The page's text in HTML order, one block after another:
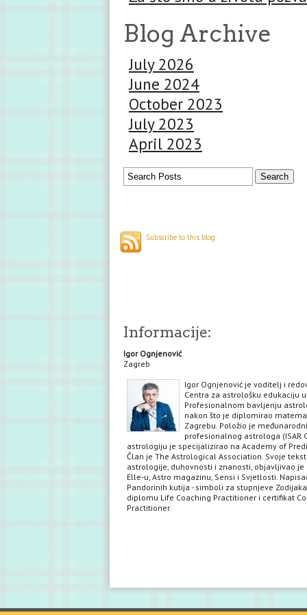
Blog Archive
July 2026
June 2024
October 2023
July 2023
April 2023
Subscribe to this blog
Informacije:
Igor Ognjenović
Zagreb
Igor Ognjenović je voditelj i
Centra za astrološku edukaciju
Profesionalnom bavljenju
nakon što je diplomirao
Zagrebu. Položio je
profesionalnog astrologa (ISAR
astrologiju je specijalizirao na Academy of
Član je The Astrological Association. Svoje
astrologije, duhovnosti i znanosti, objavljivao je
Elle-u, Astro magazinu, Sensi i Svjetlosti.
Pandorinih kutija - simboli za stupnjeve
diplomu Life Coaching Practitioner i certifikat
Practitioner.